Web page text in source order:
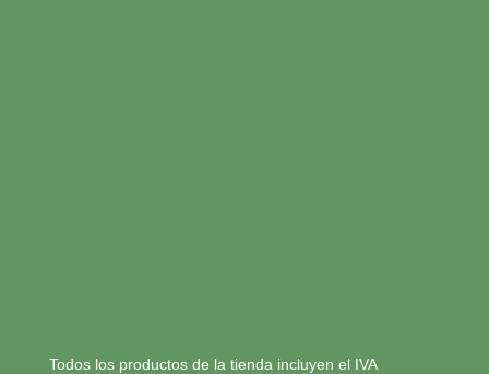
Todos los productos de la tienda incluyen el IVA